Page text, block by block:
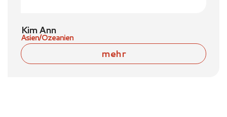
Kim Ann
Asien/Ozeanien
mehr